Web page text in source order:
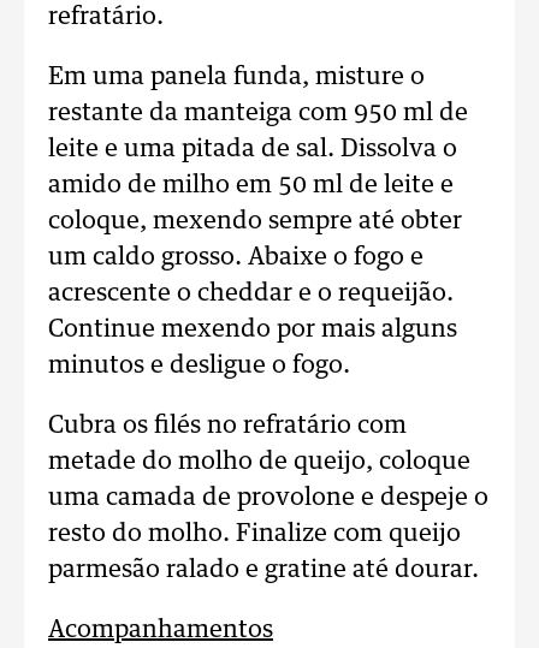
refratário.
Em uma panela funda, misture o
restante da manteiga com 950 ml de
leite e uma pitada de sal. Dissolva o
amido de milho em 50 ml de leite e
coloque, mexendo sempre até obter
um caldo grosso. Abaixe o fogo e
acrescente o cheddar e o requeijão.
Continue mexendo por mais alguns
minutos e desligue o fogo.
Cubra os filés no refratário com
metade do molho de queijo, coloque
uma camada de provolone e despeje o
resto do molho. Finalize com queijo
parmesão ralado e gratine até dourar.
Acompanhamentos